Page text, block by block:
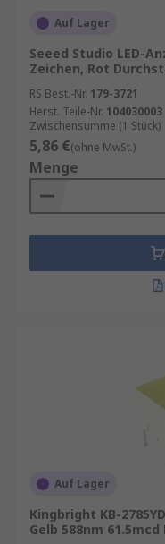
Auf Lager
Seeed Studio LED-
Zeichen, Rot
RS Best.-Nr. 179-3721
Herst. Teile-Nr. 104030003
Zwischensumme (1 Stück)
5,86 €(ohne MwSt.)
Menge
Auf Lager
Kingbright KB-
Gelb 588nm